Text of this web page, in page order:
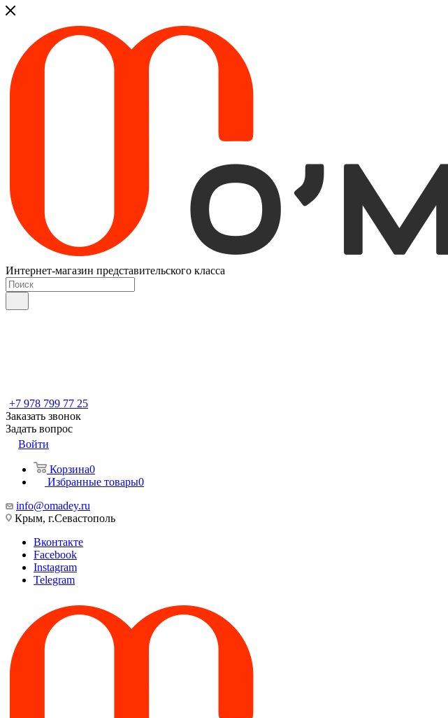
Интернет-магазин представительского класса
+7 978 799 77 25
Заказать звонок
Задать вопрос
Войти
Корзина0
Избранные товары0
info@omadey.ru
Крым, г.Севастополь
Вконтакте
Facebook
Instagram
Telegram